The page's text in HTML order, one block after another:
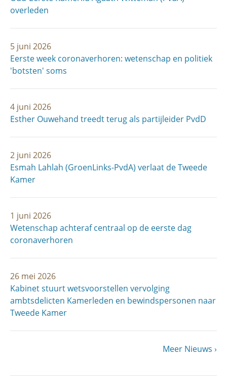
overleden
5 juni 2026
Eerste week coronaverhoren: wetenschap en politiek
'botsten' soms
4 juni 2026
Esther Ouwehand treedt terug als partijleider PvdD
2 juni 2026
Esmah Lahlah (GroenLinks-PvdA) verlaat de Tweede
Kamer
1 juni 2026
Wetenschap achteraf centraal op de eerste dag
coronaverhoren
26 mei 2026
Kabinet stuurt wetsvoorstellen vervolging
ambtsdelicten Kamerleden en bewindspersonen naar
Tweede Kamer
Volgende
Meer Nieuws